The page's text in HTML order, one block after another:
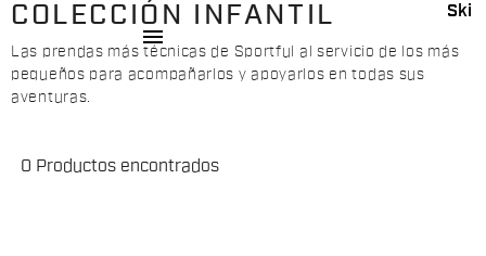
Ski
menu
COLECCIÓN INFANTIL
Las prendas más técnicas de Sportful al servicio de los más
pequeños para acompañarlos y apoyarlos en todas sus
aventuras.
0 Productos encontrados